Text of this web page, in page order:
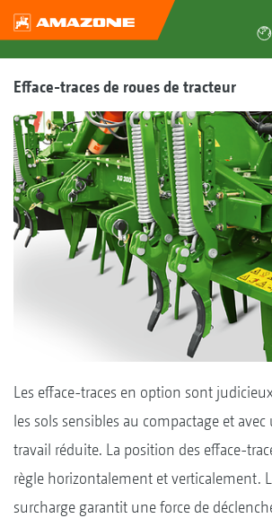
Efface-traces de roues de tracteur
Les efface-traces en option sont
les sols sensibles au compactage et
travail réduite. La position des efface-
règle horizontalement et verticalement.
surcharge garantit une force de